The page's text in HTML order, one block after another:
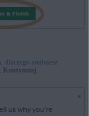
dlaczego anulujesz
Kontynuuj